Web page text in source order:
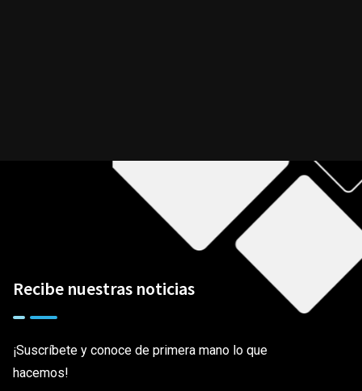
Recibe nuestras noticias
¡Suscríbete y conoce de primera mano lo que
hacemos!